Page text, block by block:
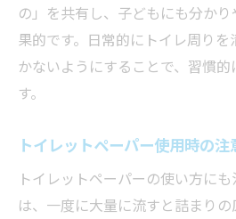
の」を共有し、子どもにも分か
果的です。日常的にトイレ周り
かないようにすることで、習慣
す。
トイレットペーパー使用時の注
トイレットペーパーの使い方に
は、一度に大量に流すと詰まりの